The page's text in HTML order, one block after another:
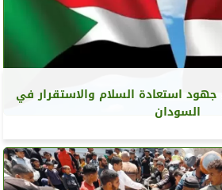
استعادة السلام والاستقرار في
السودان